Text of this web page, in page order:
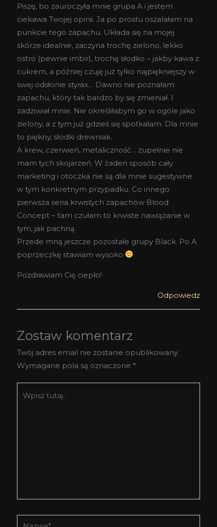
Piszę, bo zauroczyła mnie grupa A i jestem
ciekawa Twojej opinii. Ja po prostu oszalałam na
punkcie tego zapachu. Układa się na mojej
skórze idealnie, zaczyna trochę zielono, lekko
ostro (pewnie imbir), trochę słodko – jakby kawa z
cukrem, a później czuję już tylko najpiękniejszy w
swej odsłonie styrax… Dawno nie poznałam
zapachu, który tak bardzo by się zmieniał. I
zadziwiał mnie. Nie określiłabym go w ogóle jako
zielony, a z tym już gdzieś się spotkałam. Dla mnie
to piękny, słodki drewniak.
A krew, czerwień, metaliczność… zupełnie nie
mam tych skojarzeń. W żaden sposób cały
marketing i otoczka nie są dla mnie sugestywne
w tym konkretnym przypadku. Co innego
pierwsza seria krwistych zapachów Blood
Concept – tam czułam to krwiste nawiązanie w
tym, jak pachną.
Przede mną jeszcze pozostałe grupy Black. Po A
poprzeczkę stawiam wysoko
Pozdrawiam Cię ciepło!
Odpowiedz
Zostaw komentarz
Twój adres email nie zostanie opublikowany.
Wymagane pola są oznaczone *
tutaj..
Nazwa*